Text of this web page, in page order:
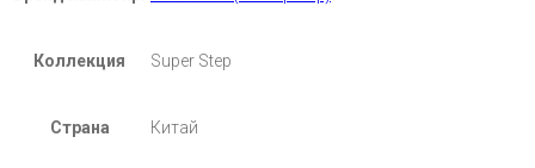
Коллекция Super Step
Страна Китай